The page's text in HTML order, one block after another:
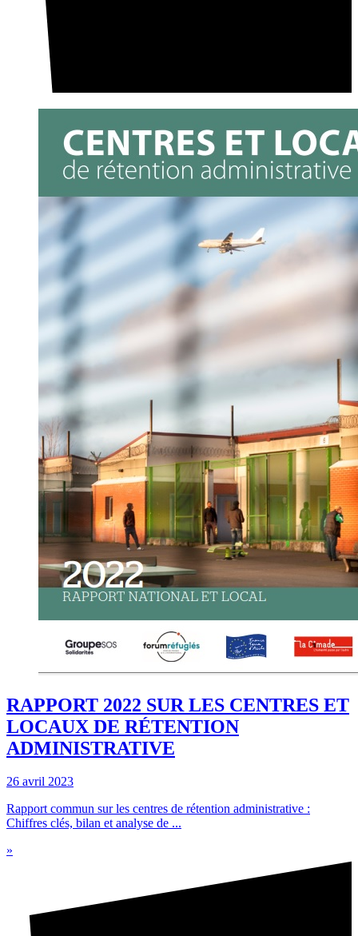
RAPPORT 2022 SUR LES CENTRES ET
LOCAUX DE RÉTENTION
ADMINISTRATIVE
26 avril 2023
Rapport commun sur les centres de rétention administrative :
Chiffres clés, bilan et analyse de ...
»